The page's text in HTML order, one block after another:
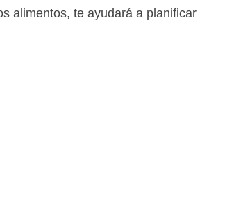
alimentos, te ayudará a planificar